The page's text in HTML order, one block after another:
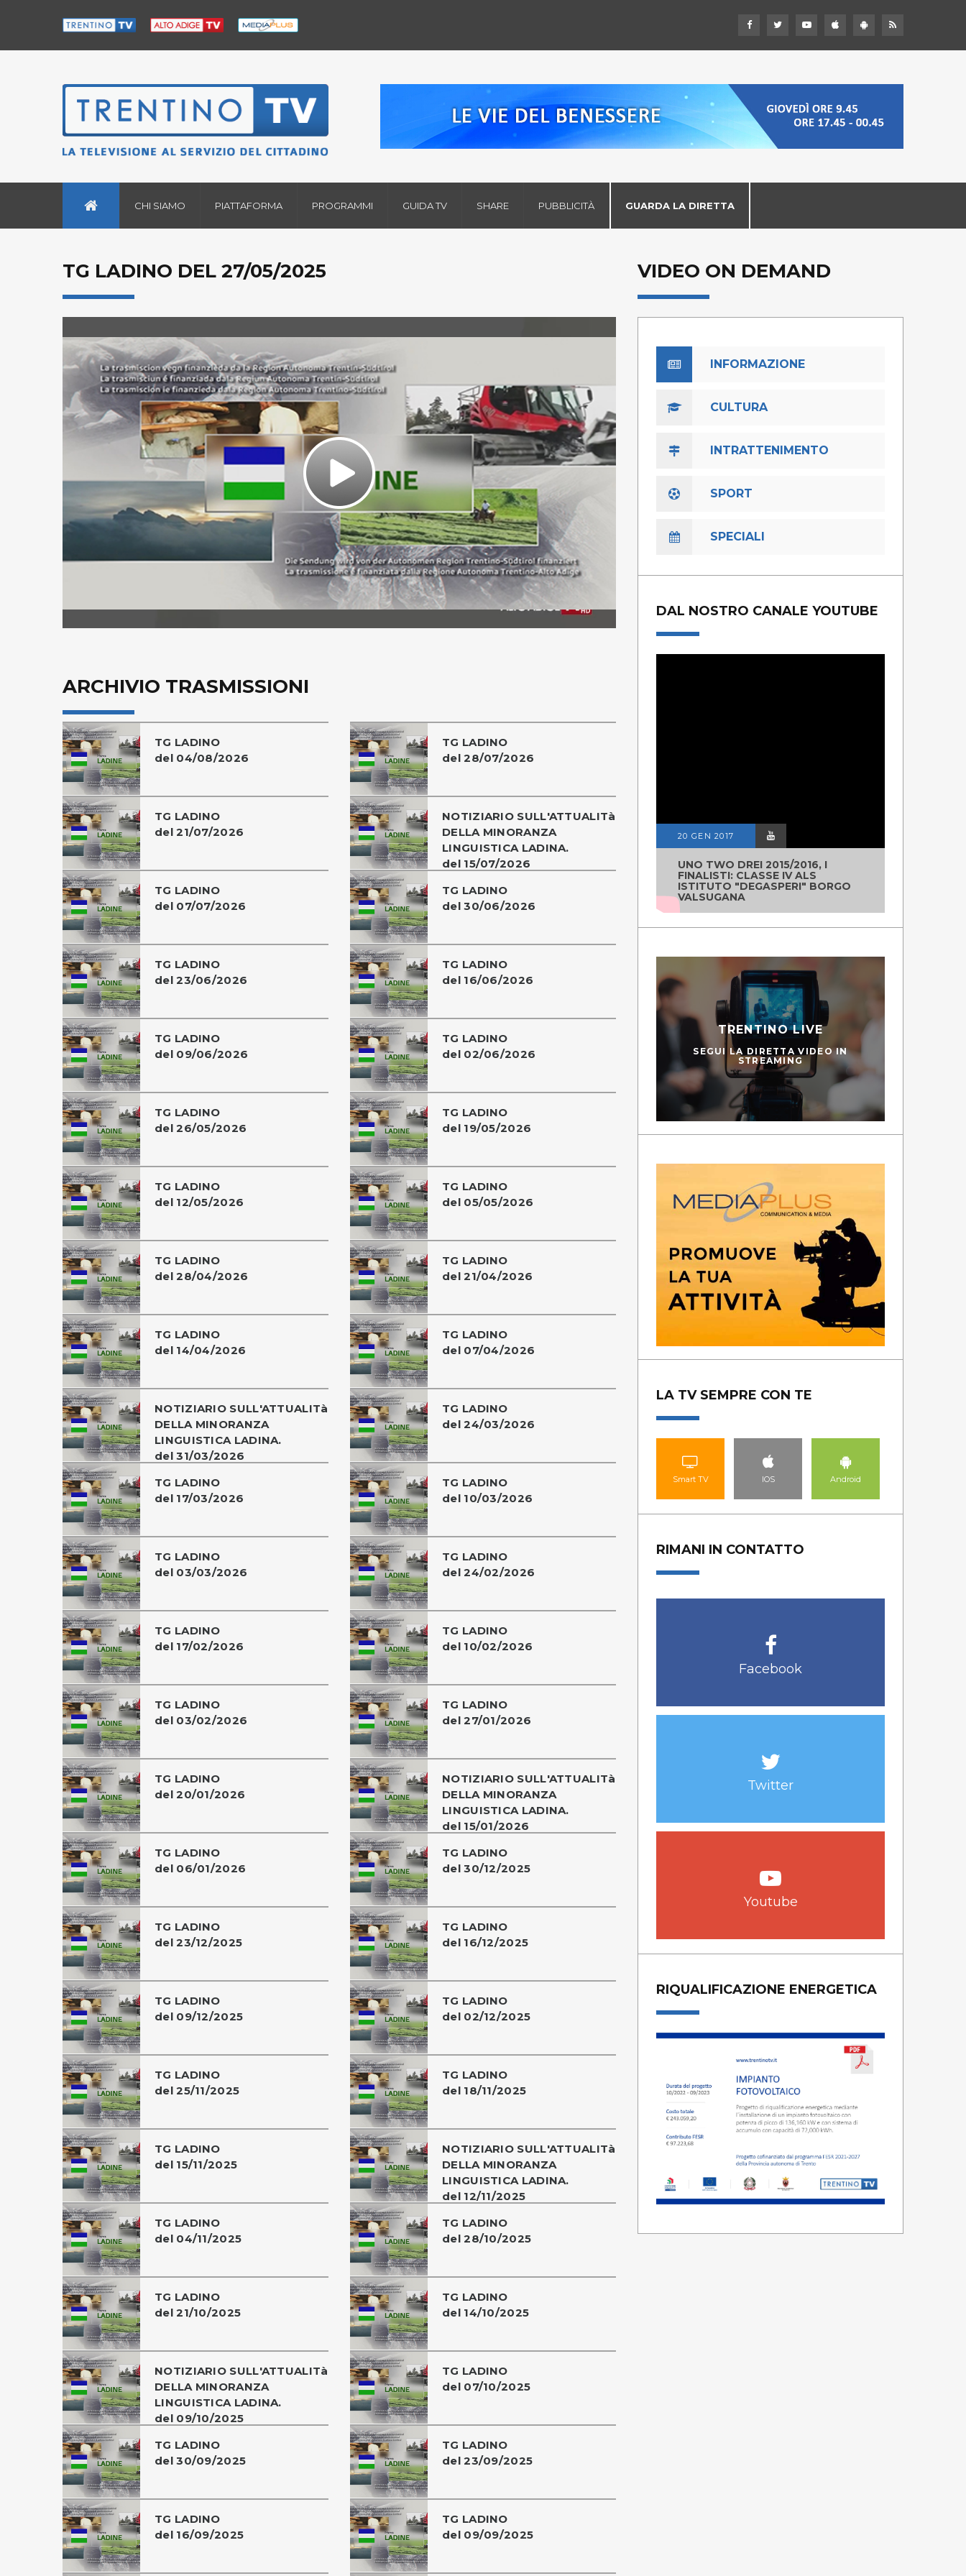
CHI SIAMO PIATTAFORMA PROGRAMMI GUIDA TV SHARE PUBBLICITÀ GUARDA LA DIRETTA
TG LADINO DEL 27/05/2025
Play
Video
ARCHIVIO TRASMISSIONI
TG LADINO
del 04/08/2026
TG LADINO
del 28/07/2026
TG LADINO
del 21/07/2026
NOTIZIARIO SULL'ATTUALITà
DELLA MINORANZA
LINGUISTICA LADINA.
del 15/07/2026
TG LADINO
del 07/07/2026
TG LADINO
del 30/06/2026
TG LADINO
del 23/06/2026
TG LADINO
del 16/06/2026
TG LADINO
del 09/06/2026
TG LADINO
del 02/06/2026
TG LADINO
del 26/05/2026
TG LADINO
del 19/05/2026
TG LADINO
del 12/05/2026
TG LADINO
del 05/05/2026
TG LADINO
del 28/04/2026
TG LADINO
del 21/04/2026
TG LADINO
del 14/04/2026
TG LADINO
del 07/04/2026
NOTIZIARIO SULL'ATTUALITà
DELLA MINORANZA
LINGUISTICA LADINA.
del 31/03/2026
TG LADINO
del 24/03/2026
TG LADINO
del 17/03/2026
TG LADINO
del 10/03/2026
TG LADINO
del 03/03/2026
TG LADINO
del 24/02/2026
TG LADINO
del 17/02/2026
TG LADINO
del 10/02/2026
TG LADINO
del 03/02/2026
TG LADINO
del 27/01/2026
TG LADINO
del 20/01/2026
NOTIZIARIO SULL'ATTUALITà
DELLA MINORANZA
LINGUISTICA LADINA.
del 15/01/2026
TG LADINO
del 06/01/2026
TG LADINO
del 30/12/2025
TG LADINO
del 23/12/2025
TG LADINO
del 16/12/2025
TG LADINO
del 09/12/2025
TG LADINO
del 02/12/2025
TG LADINO
del 25/11/2025
TG LADINO
del 18/11/2025
TG LADINO
del 15/11/2025
NOTIZIARIO SULL'ATTUALITà
DELLA MINORANZA
LINGUISTICA LADINA.
del 12/11/2025
TG LADINO
del 04/11/2025
TG LADINO
del 28/10/2025
TG LADINO
del 21/10/2025
TG LADINO
del 14/10/2025
NOTIZIARIO SULL'ATTUALITà
DELLA MINORANZA
LINGUISTICA LADINA.
del 09/10/2025
TG LADINO
del 07/10/2025
TG LADINO
del 30/09/2025
TG LADINO
del 23/09/2025
TG LADINO
del 16/09/2025
TG LADINO
del 09/09/2025
VIDEO ON DEMAND
INFORMAZIONE
CULTURA
INTRATTENIMENTO
SPORT
SPECIALI
DAL NOSTRO CANALE YOUTUBE
20 GEN 2017
UNO TWO DREI 2015/2016, I
FINALISTI: CLASSE IV ALS
ISTITUTO "DEGASPERI" BORGO
VALSUGANA
TRENTINO LIVE
SEGUI LA DIRETTA VIDEO IN
STREAMING
LA TV SEMPRE CON TE
Smart TV IOS Android
RIMANI IN CONTATTO
Facebook
Twitter
Youtube
RIQUALIFICAZIONE ENERGETICA